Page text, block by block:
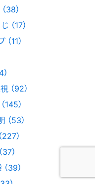
38）
（17）
11）
（92）
）
53）
）
）
39）